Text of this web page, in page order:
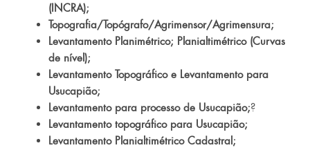
(INCRA);
Topografia/Topógrafo/Agrimensor/Agrimensura;
Levantamento Planimétrico; Planialtimétrico (Curvas
de nível);
Levantamento Topográfico e Levantamento para
Usucapião;
Levantamento para processo de Usucapião;?
Levantamento topográfico para Usucapião;
Levantamento Planialtimétrico Cadastral;